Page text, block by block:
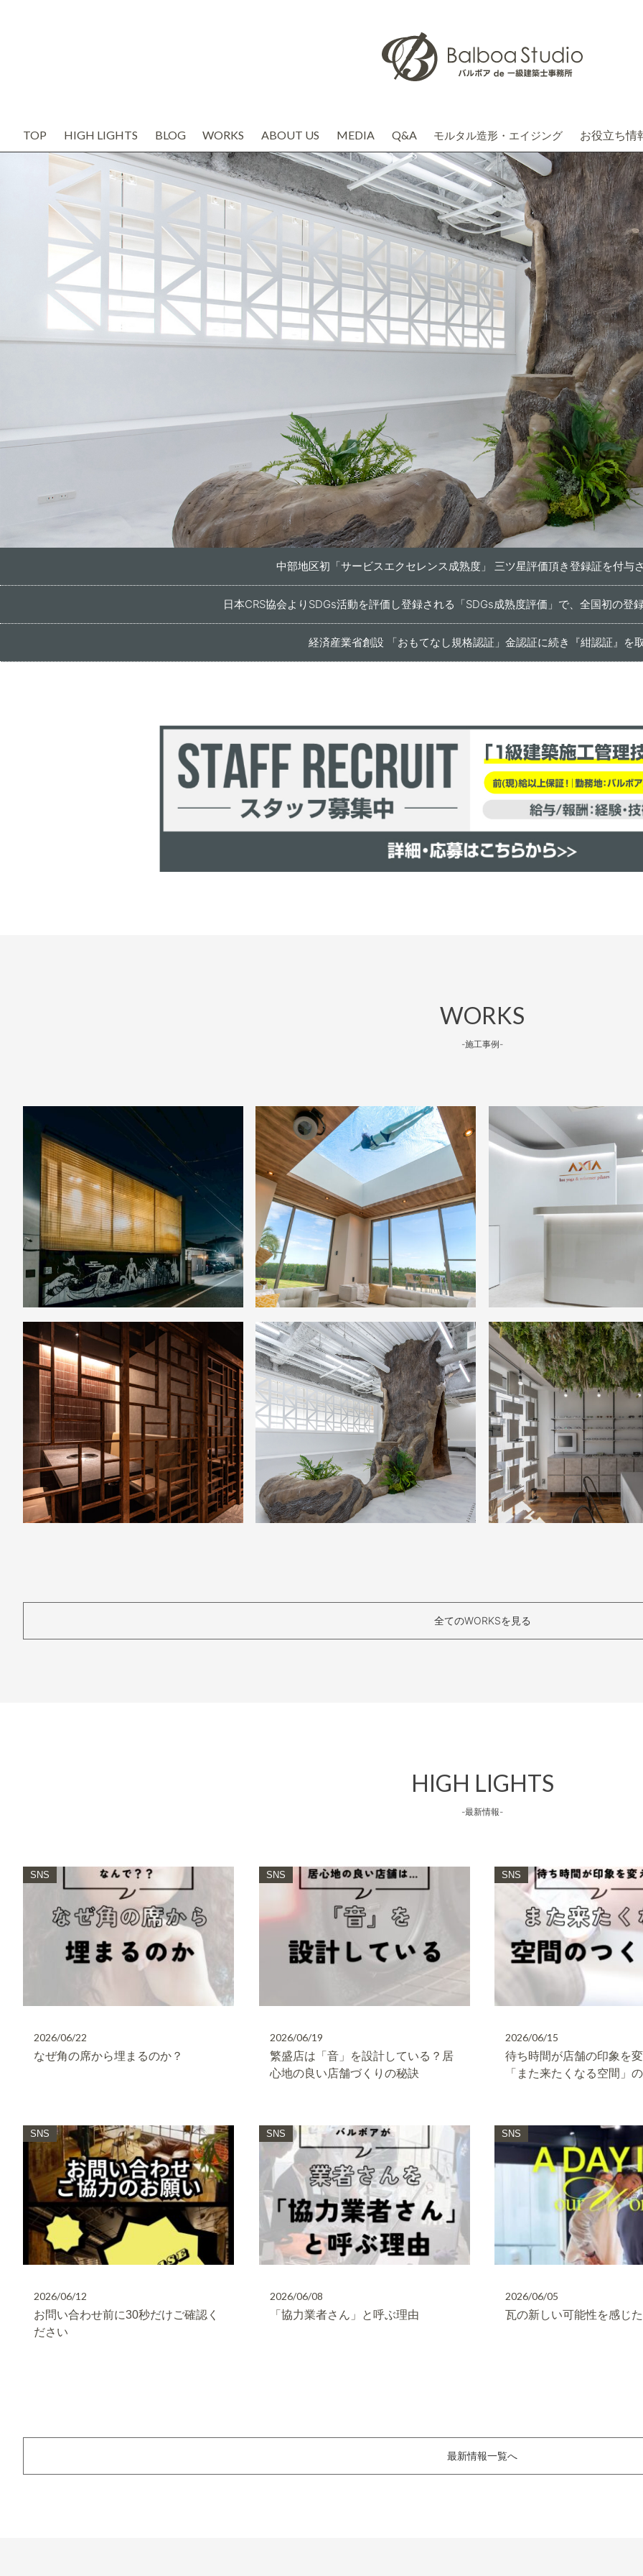
TOP HIGH LIGHTS
お知らせ
ブログ
SNS
TODAY'S BOSS
モルタル造形・エイジング
BLOG WORKS ABOUT US
代表の想い
会社概要
スタッフ紹介
バルボア工務店株式会社(関連会社)
MEDIA Q&A モルタル造形・エイジング お役立ち情
中部地区初「サービスエクセレンス成熟度」 三ツ星評価頂き登録証を付与
日本CRS協会よりSDGs活動を評価し登録される「SDGs成熟度評価」で、全国初の登
経済産業省創設 「おもてなし規格認証」金認証に続き『紺認証』を
WORKS
-施工事例-
全てのWORKSを見る
HIGH LIGHTS
-最新情報-
SNS
2026/06/22
なぜ角の席から埋まるのか？
SNS
2026/06/19
繁盛店は「音」を設計している？居
心地の良い店舗づくりの秘訣
SNS
2026/06/15
待ち時間が店舗の印象を
「また来たくなる空間」
SNS
2026/06/12
お問い合わせ前に30秒だけご確認く
ださい
SNS
2026/06/08
「協力業者さん」と呼ぶ理由
SNS
2026/06/05
瓦の新しい可能性を感じ
最新情報一覧へ